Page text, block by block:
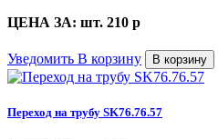
ЦЕНА ЗА: шт. 210 p
Уведомить В корзину В корзину
Переход на трубу SK76.76.57